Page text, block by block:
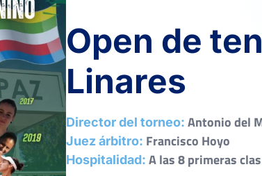
Open de
Linares
Director del torneo: Antonio del
Juez árbitro: Francisco Hoyo
Hospitalidad: A las 8 primeras